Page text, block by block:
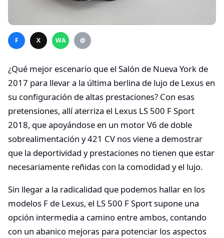
F X WA @
¿Qué mejor escenario que el Salón de Nueva York de
2017 para llevar a la última berlina de lujo de Lexus en
su configuración de altas prestaciones? Con esas
pretensiones, allí aterriza el Lexus LS 500 F Sport
2018, que apoyándose en un motor V6 de doble
sobrealimentación y 421 CV nos viene a demostrar
que la deportividad y prestaciones no tienen que estar
necesariamente reñidas con la comodidad y el lujo.
Sin llegar a la radicalidad que podemos hallar en los
modelos F de Lexus, el LS 500 F Sport supone una
opción intermedia a camino entre ambos, contando
con un abanico mejoras para potenciar los aspectos